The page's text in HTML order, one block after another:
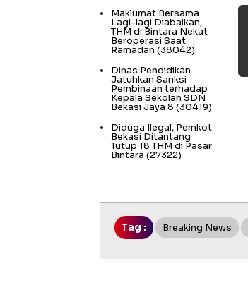
Maklumat Bersama
Lagi-lagi Diabaikan,
THM di Bintara Nekat
Beroperasi Saat
Ramadan (38042)
Dinas Pendidikan
Jatuhkan Sanksi
Pembinaan terhadap
Kepala Sekolah SDN
Bekasi Jaya 8 (30419)
Diduga Ilegal, Pemkot
Bekasi Ditantang
Tutup 18 THM di Pasar
Bintara (27322)
Tag : Breaking News